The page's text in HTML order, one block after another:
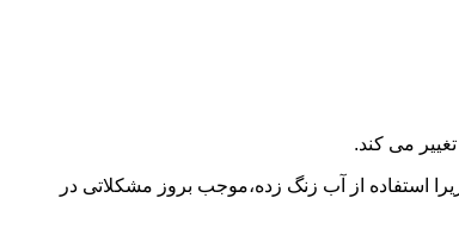
می کند.
استفاده از آب زنگ زده،موجب بروز مشکلاتی در